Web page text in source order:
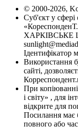
© 2000-2026,
Суб'єкт у сфері
ХАРКІВСЬКЕ
Ідентифікатор
Використання
сайті,
При копіюванні
і світу» , для
відкрите для
Посилання має
повного або